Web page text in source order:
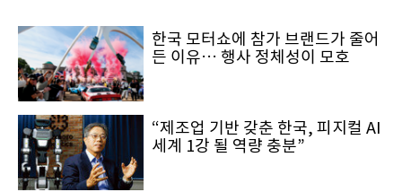
한국 모터쇼에 참가 브랜드가 줄어
든 이유… 행사 정체성이 모호
“제조업 기반 갖춘 한국, 피지컬 AI
세계 1강 될 역량 충분”